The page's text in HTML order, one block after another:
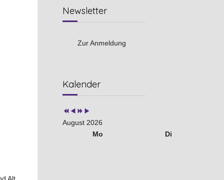
Newsletter
Zur Anmeldung
Kalender
Vorheriges
Jahr
Vorheriger
Monat
Nächstes
Jahr
Nächstes
Monat
August 2026
Mo
Di